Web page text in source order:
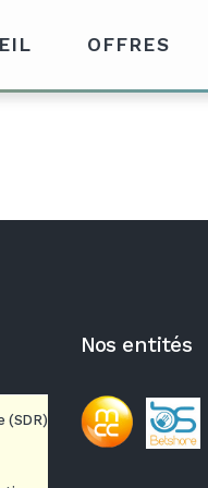
OFFRES
(SDR)
Nos entités